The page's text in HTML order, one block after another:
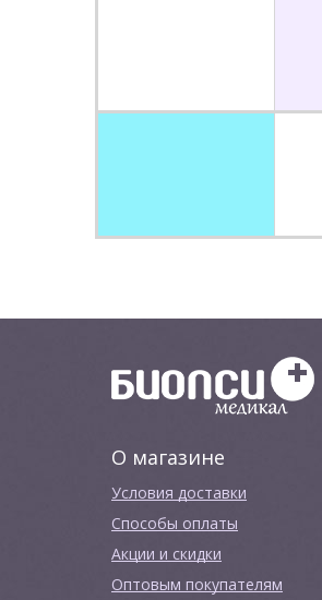
О магазине
Условия доставки
Способы оплаты
Акции и скидки
Оптовым покупателям